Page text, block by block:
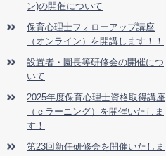
ン)の開催について
保育心理士フォローアップ講座
（オンライン）を開講します！！
設置者・園長等研修会の開催につ
いて
2025年度保育心理士資格取得講座
（ｅラーニング）を開催いたしま
す！
第23回新任研修会を開催いたしま